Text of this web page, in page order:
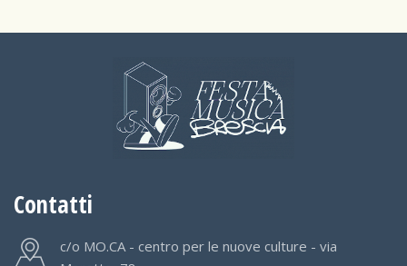
Contatti
c/o MO.CA - centro per le nuove culture - via